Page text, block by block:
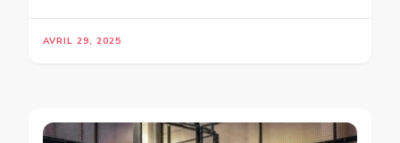
AVRIL 29, 2025